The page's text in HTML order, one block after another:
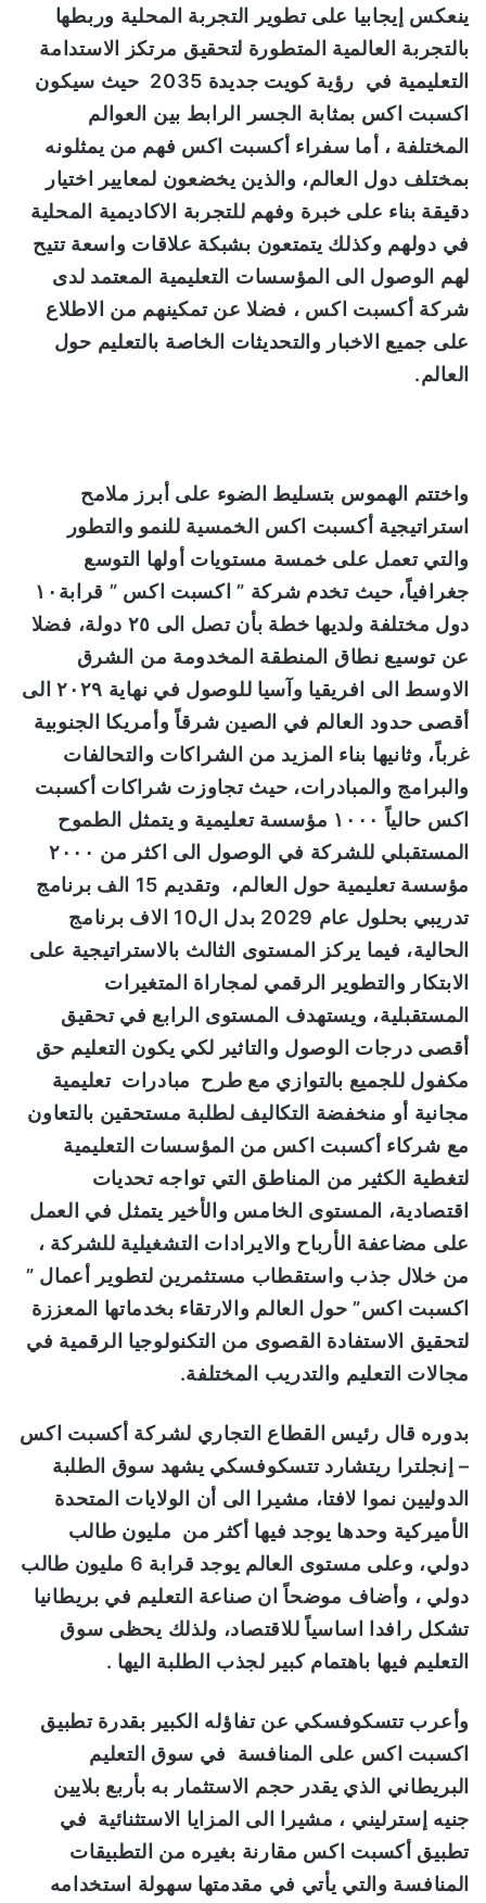
ينعكس إيجابيا على تطوير التجربة المحلية وربطها
بالتجربة العالمية المتطورة لتحقيق مرتكز الاستدامة
التعليمية في رؤية كويت جديدة 2035 حيث سيكون
اكسبت اكس بمثابة الجسر الرابط بين العوالم
المختلفة ، أما سفراء أكسبت اكس فهم من يمثلونه
بمختلف دول العالم، والذين يخضعون لمعايير اختيار
دقيقة بناء على خبرة وفهم للتجربة الاكاديمية المحلية
في دولهم وكذلك يتمتعون بشبكة علاقات واسعة تتيح
لهم الوصول الى المؤسسات التعليمية المعتمد لدى
شركة أكسبت اكس ، فضلا عن تمكينهم من الاطلاع
على جميع الاخبار والتحديثات الخاصة بالتعليم حول
العالم.
واختتم الهموس بتسليط الضوء على أبرز ملامح
استراتيجية أكسبت اكس الخمسية للنمو والتطور
والتيتعمل على خمسة مستويات أولها التوسع
جغرافياً، حيث تخدم شركة ” اكسبت اكس ” قرابة١٠
دول مختلفة ولديها خطة بأنت
صل الى ٢٥ دولة، فضلا
عن توسيع نطاق المنطقة المخدومة من الشرق
الاوسط الى افريقيا وآسيا للوصول
في نهاية ٢٠٢٩ الى
أقصى حدود العالم في الصين شرقاً وأمريكا الجنوبية
غرباً، وثانيها بناء المزيد من الشراكات والتحالفات
والبرامج والمبادرات، حيثتجاوزت شراكات أكسبت
اكس حالياً
و يتمثل الطموح
المستقبلي للشركة في الوصول
الى اكثر من ٢٠٠٠
مؤسسة تعليمية حول العالم،
وتقديم 15 الف برنامج
تدريبي بحلول عام 2029 بدل ال10 الاف برنامج
الحالية، فيما يركز المستوى الثالث بالاستراتيجية على
الابتكار والتطوير الرقمي لمجاراة المتغيرات
المستقبلية، ويستهدف المستوى الرابع في تحقيق
أقصى درجات الوصول والتاثير لكي يكون التعليم حق
مكفول للجميع بالتوازي مع طرح مبادرات تعليمية
مجانية أو منخفضة التكاليف لطلبة مستحقين بالتعاون
مع شركاء أكسبت اكس من المؤسسات التعليمية
لتغطية الكثير من المناطق التي تواجه تحديات
اقتصادية، المستوى الخامس والأخير يتمثل في العمل
على مضاعفة الأرباح والايرادات التشغيلية للشركة ،
من خلال جذب واستقطاب مستثمرين لتطوير أعمال ”
اكسبت اكس” حول العالم والارتقاء بخدماتها المعززة
لتحقيق الاستفادة القصوى من التكنولوجيا الرقمية في
مجالات التعليم والتدريب المختلفة.
بدوره قال رئيس القطاع التجاري لشركة أكسبت اكس
– إنجلترا
ريتشارد تتسكوفسكي يشهد سوق الطلبة
الدوليين نموا لافتا، مشيرا الى أن الولايات المتحدة
الأميركية وحدها يوجد فيها أكثر من مليون طالب
دولي، وعلى مستوى العالم يوجد قرابة 6 مليون طالب
دولي ، وأضاف موضحاً ان صناعة التعليم في بريطانيا
تشكل رافدا اساسياً للاقتصاد، ولذلك يحظى سوق
التعليم فيها باهتمام كبير لجذب الطلبة اليها .
وأعربتتسكوفسكي عن تفاؤله الكبير بقدرة تطبيق
اكسبت اكس على المنافسة في سوق التعليم
البريطاني الذي يقدر حجم الاستثمار به بأربع بلايين
جنيه إسترليني ، مشيرا الى المزايا الاستثنائية في
تطبيق أكسبت اكس مقارنة بغيره من التطبيقات
المنافسة والتي يأتي في مقدمتها سهولة استخدامه